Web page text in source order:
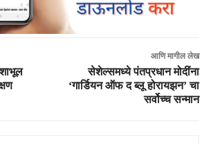
आणि मागील लेख
सेशेल्समध्ये पंतप्रधान मोदींना
‘गार्डियन ऑफ द ब्लू होरायझन’ चा
सर्वोच्च सन्मान